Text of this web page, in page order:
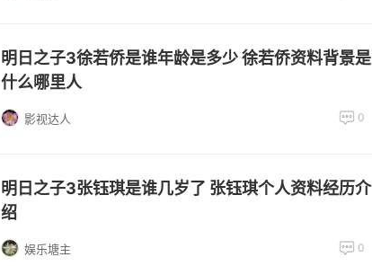
明日之子3徐若侨是谁年龄是多少 徐若侨资料背景是
什么哪里人
影视达人 0
明日之子3张钰琪是谁几岁了 张钰琪个人资料经历介
绍
娱乐塘主 0